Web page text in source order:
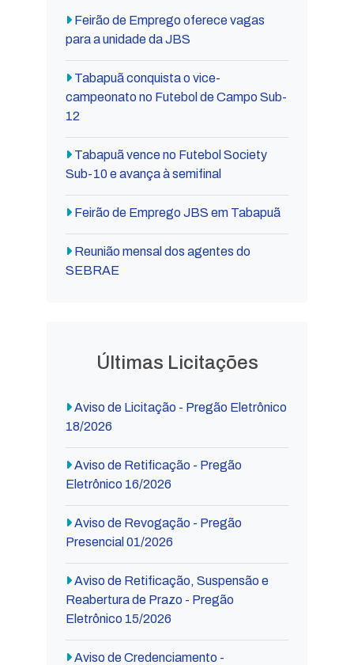
Feirão de Emprego oferece vagas
para a unidade da JBS
Tabapuã conquista o vice-
campeonato no Futebol de Campo Sub-
12
Tabapuã vence no Futebol Society
Sub-10 e avança à semifinal
Feirão de Emprego JBS em Tabapuã
Reunião mensal dos agentes do
SEBRAE
Últimas Licitações
Aviso de Licitação - Pregão Eletrônico
18/2026
Aviso de Retificação - Pregão
Eletrônico 16/2026
Aviso de Revogação - Pregão
Presencial 01/2026
Aviso de Retificação, Suspensão e
Reabertura de Prazo - Pregão
Eletrônico 15/2026
Aviso de Credenciamento -